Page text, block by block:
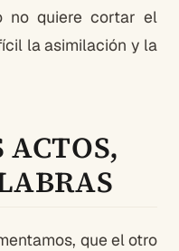
no quiere cortar el
la asimilación y la
ACTOS,
que el otro